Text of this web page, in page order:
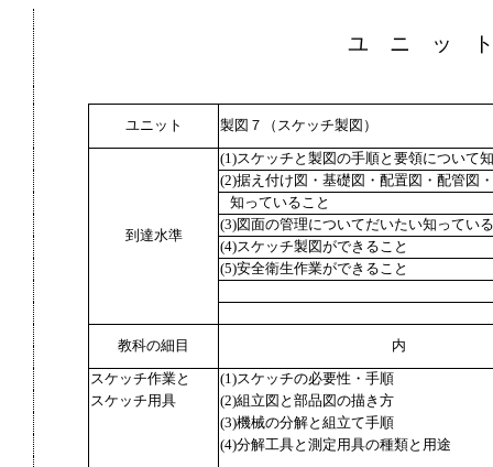
ユ ニ ッ
ユニット 製図７（スケッチ製図）
到達水準
(1)スケッチと製図の手順と要領について
(2)据え付け図・基礎図・配置図・配管図
知っていること
(3)図面の管理についてだいたい知ってい
(4)スケッチ製図ができること
(5)安全衛生作業ができること
教科の細目 内
スケッチ作業と
(1)スケッチの必要性・手順
スケッチ用具
(2)組立図と部品図の描き方
(3)機械の分解と組立て手順
(4)分解工具と測定用具の種類と用途